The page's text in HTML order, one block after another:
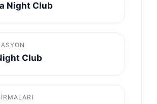
Night Club
Club